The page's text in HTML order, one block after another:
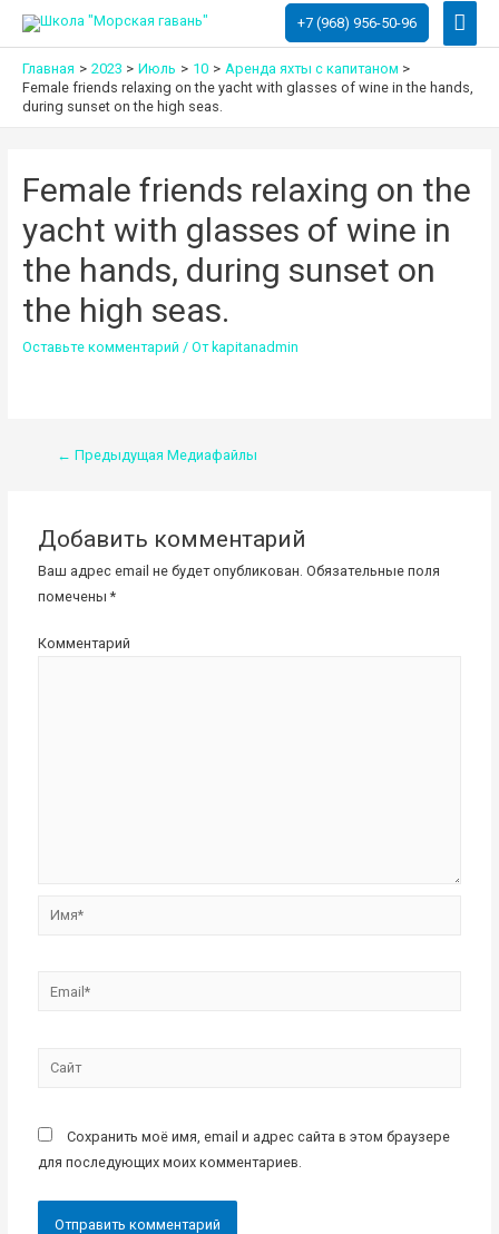
+7 (968) 956-50-96
Главная 2023 Июль 10
Аренда яхты с капитаном
Female friends relaxing on the yacht with glasses of wine in the hands,
during sunset on the high seas.
Female friends relaxing on the
yacht with glasses of wine in
the hands, during sunset on
the high seas.
Оставьте комментарий / От kapitanadmin
Навигация
записям
← Предыдущая Медиафайлы
Добавить комментарий
Ваш адрес email не будет опубликован. Обязательные поля
помечены*
Комментарий
Имя*
Email*
Сайт
Сохранить моё имя, email и адрес сайта в этом браузере
для последующих моих комментариев.